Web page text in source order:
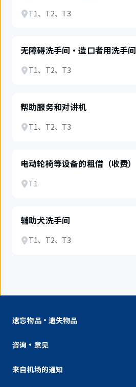
T1、T2、T3
无障碍洗手间・造口者用洗手间
T1、T2、T3
帮助服务和对讲机
T1、T2、T3
电动轮椅等设备的租借（收费）
T1
辅助犬洗手间
T1、T2、T3
遗忘物品・遗失物品
咨询・意见
来自机场的通知